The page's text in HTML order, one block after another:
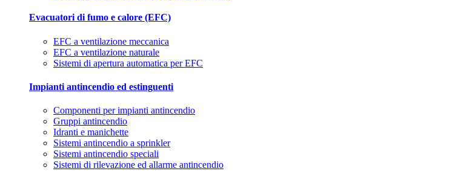
Evacuatori di fumo e calore (EFC)
EFC a ventilazione meccanica
EFC a ventilazione naturale
Sistemi di apertura automatica per EFC
Impianti antincendio ed estinguenti
Componenti per impianti antincendio
Gruppi antincendio
Idranti e manichette
Sistemi antincendio a sprinkler
Sistemi antincendio speciali
Sistemi di rilevazione ed allarme antincendio